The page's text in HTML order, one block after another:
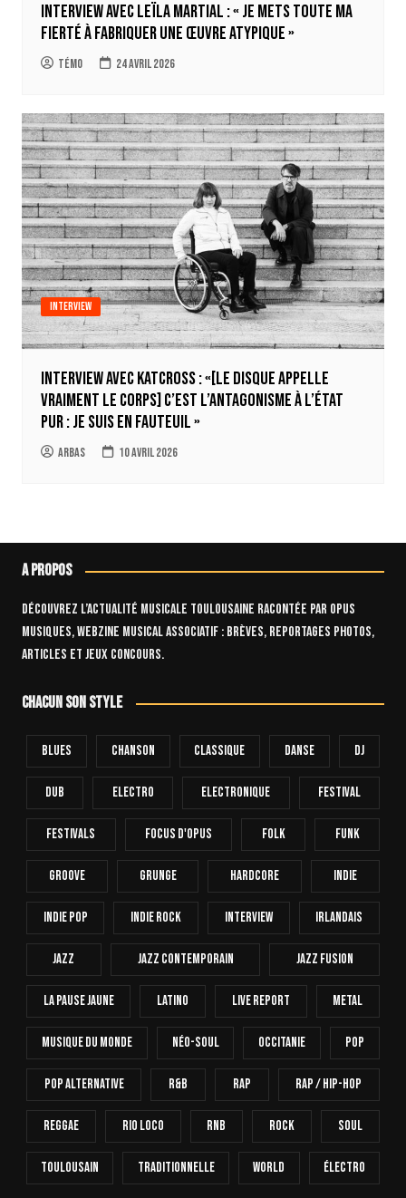
Interview avec Leïla Martial : « Je mets toute ma
fierté à fabriquer une œuvre atypique »
Témo 24 avril 2026
Interview
Interview avec Katcross : «[Le disque appelle
vraiment le corps] c’est l’antagonisme à l’état
pur : je suis en fauteuil »
Arbas 10 avril 2026
A propos
Découvrez l’actualité musicale toulousaine racontée par OPUS
Musiques, webzine musical associatif : brèves, reportages photos,
articles et jeux concours.
Chacun son style
Blues Chanson Classique Danse Dj
Dub Electro Electronique FESTIVAL
Festivals Focus D'Opus Folk Funk
Groove Grunge Hardcore INDIE
Indie Pop Indie Rock Interview Irlandais
Jazz Jazz Contemporain Jazz Fusion
La Pause Jaune Latino Live Report Metal
Musique Du Monde Néo-Soul Occitanie Pop
Pop Alternative R&B Rap Rap / Hip-Hop
Reggae Rio Loco RnB Rock Soul
Toulousain Traditionnelle World Électro